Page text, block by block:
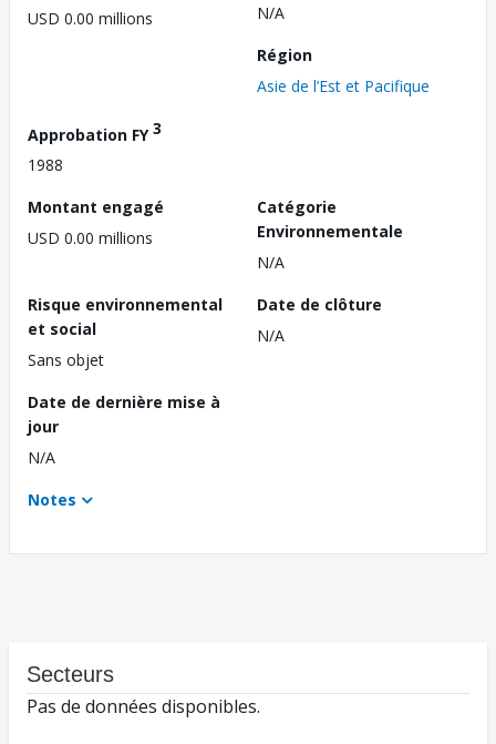
USD 0.00 millions
N/A
Région
Asie de l’Est et Pacifique
Approbation FY3
1988
Montant engagé
USD 0.00 millions
Catégorie
Environnementale
N/A
Risque environnemental
et social
Sans objet
Date de clôture
N/A
Date de dernière mise à
jour
N/A
Notes
Secteurs
Pas de données disponibles.